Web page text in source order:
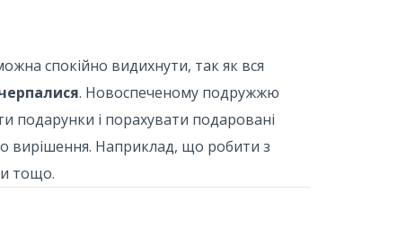
спокійно видихнути, так як вся
. Новоспеченому подружжю
подарунки і порахувати подаровані
вирішення. Наприклад, що робити з
тощо.